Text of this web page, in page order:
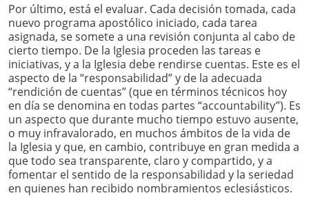
Por último, está el evaluar. Cada decisión tomada, cada
nuevo programa apostólico iniciado, cada tarea
asignada, se somete a una revisión conjunta al cabo de
cierto tiempo. De la Iglesia proceden las tareas e
iniciativas, y a la Iglesia debe rendirse cuentas. Este es el
aspecto de la “responsabilidad” y de la adecuada
“rendición de cuentas” (que en términos técnicos hoy
en día se denomina en todas partes “accountability”). Es
un aspecto que durante mucho tiempo estuvo ausente,
o muy infravalorado, en muchos ámbitos de la vida de
la Iglesia y que, en cambio, contribuye en gran medida a
que todo sea transparente, claro y compartido, y a
fomentar el sentido de la responsabilidad y la seriedad
en quienes han recibido nombramientos eclesiásticos.